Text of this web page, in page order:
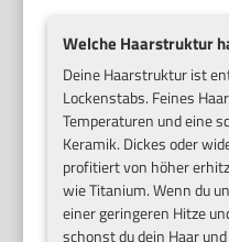
Welche Haarstruktur
Deine Haarstruktur ist
Lockenstabs. Feines
Temperaturen und eine
Keramik. Dickes oder
profitiert von höher
wie Titanium. Wenn du
einer geringeren Hitze
schonst du dein Haar